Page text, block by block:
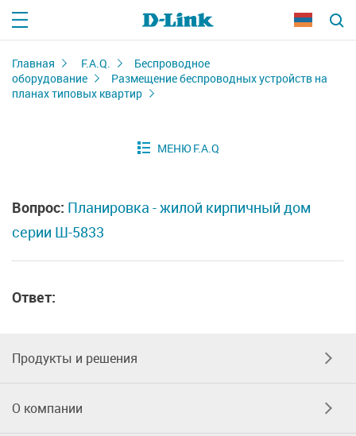
Главная F.A.Q.
Беспроводное
оборудование
Размещение беспроводных устройств на
планах типовых квартир
Вопрос: Планировка - жилой кирпичный дом
серии Ш-5833
Ответ:
Продукты и решения
О компании